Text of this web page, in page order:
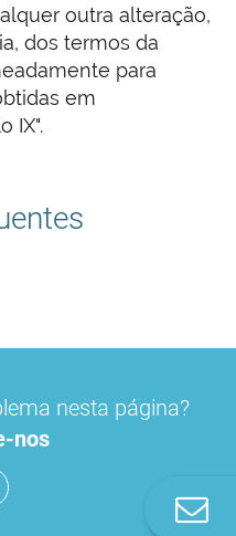
outra alteração,
dos termos da
para
em
IX".
nesta página?
nos